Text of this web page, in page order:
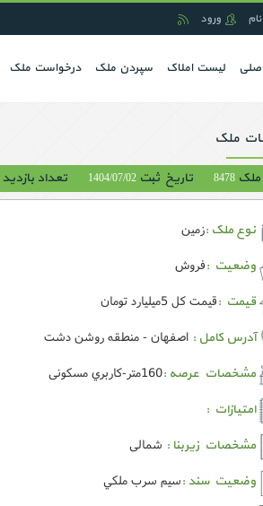
ورود
لیست املاک سپردن ملک درخواست ملک
ملک
ملک 8478 تاریخ ثبت 1404/07/02 تعداد بازدید
نوع ملک :زمین
وضعیت :فروش
قیمت :قيمت کل 5ميليارد تومان
آدرس کامل : اصفهان - منطقه روشن دشت
مشخصات عرصه :160متر-کاربري مسکونی
امتیازات :
مشخصات زیربنا : شمالی
وضعیت سند :سيم سرب ملكي